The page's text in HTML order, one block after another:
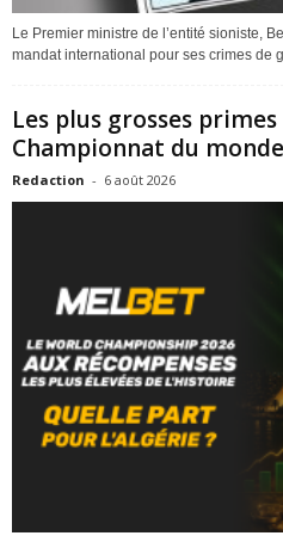
Le Premier ministre de l’entité sioniste,
mandat international pour ses crimes de
Les plus grosses
Championnat du monde
Redaction - 6 août 2026